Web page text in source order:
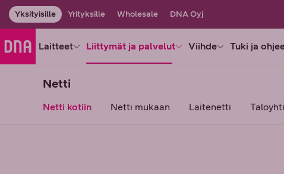
Yksityisille Yrityksille Wholesale DNA Oyj
Laitteet Liittymät ja palvelut Viihde Tuki ja
Netti
Netti kotiin Netti mukaan Laitenetti